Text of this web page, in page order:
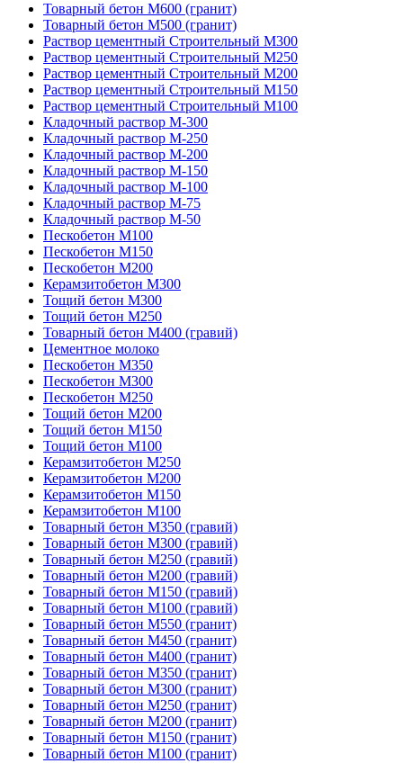
Товарный бетон М600 (гранит)
Товарный бетон М500 (гранит)
Раствор цементный Строительный М300
Раствор цементный Строительный М250
Раствор цементный Строительный М200
Раствор цементный Строительный М150
Раствор цементный Строительный М100
Кладочный раствор М-300
Кладочный раствор М-250
Кладочный раствор М-200
Кладочный раствор М-150
Кладочный раствор М-100
Кладочный раствор М-75
Кладочный раствор М-50
Пескобетон М100
Пескобетон М150
Пескобетон М200
Керамзитобетон M300
Тощий бетон М300
Тощий бетон М250
Товарный бетон М400 (гравий)
Цементное молоко
Пескобетон М350
Пескобетон М300
Пескобетон М250
Тощий бетон М200
Тощий бетон М150
Тощий бетон М100
Керамзитобетон M250
Керамзитобетон M200
Керамзитобетон M150
Керамзитобетон M100
Товарный бетон М350 (гравий)
Товарный бетон М300 (гравий)
Товарный бетон М250 (гравий)
Товарный бетон М200 (гравий)
Товарный бетон М150 (гравий)
Товарный бетон М100 (гравий)
Товарный бетон М550 (гранит)
Товарный бетон М450 (гранит)
Товарный бетон М400 (гранит)
Товарный бетон М350 (гранит)
Товарный бетон М300 (гранит)
Товарный бетон М250 (гранит)
Товарный бетон М200 (гранит)
Товарный бетон М150 (гранит)
Товарный бетон М100 (гранит)